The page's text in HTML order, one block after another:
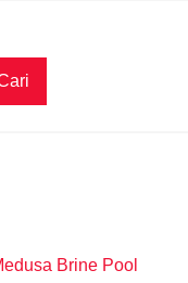
Brine Pool